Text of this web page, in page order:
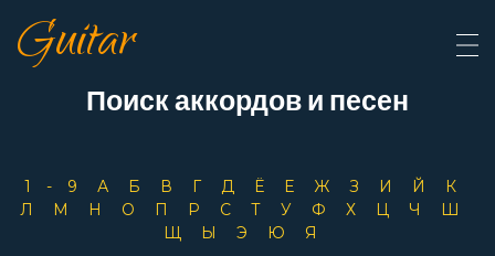
Guitar
Поиск аккордов и песен
1-9 А Б В Г Д Ё Е Ж З И Й
К
Л
М Н О П Р С Т У Ф Х Ц Ч
Ш
Щ
Ы Э Ю
Я